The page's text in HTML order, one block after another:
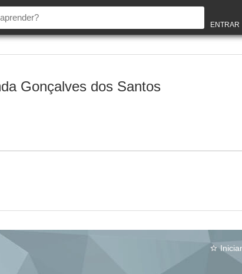
ENTRAR
Gonçalves dos Santos
star_border